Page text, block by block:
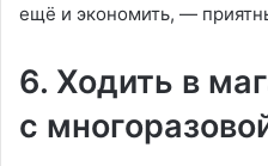
ещё и экономить, —
6. Ходить в
с